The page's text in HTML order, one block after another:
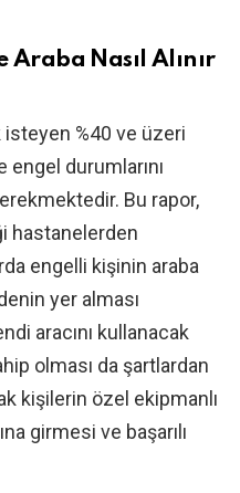
Nasıl Alınır
isteyen %40 ve üzeri
durumlarını
Bu rapor,
hastanelerden
engelli kişinin araba
yer alması
aracını kullanacak
olması da şartlardan
kişilerin özel ekipmanlı
girmesi ve başarılı